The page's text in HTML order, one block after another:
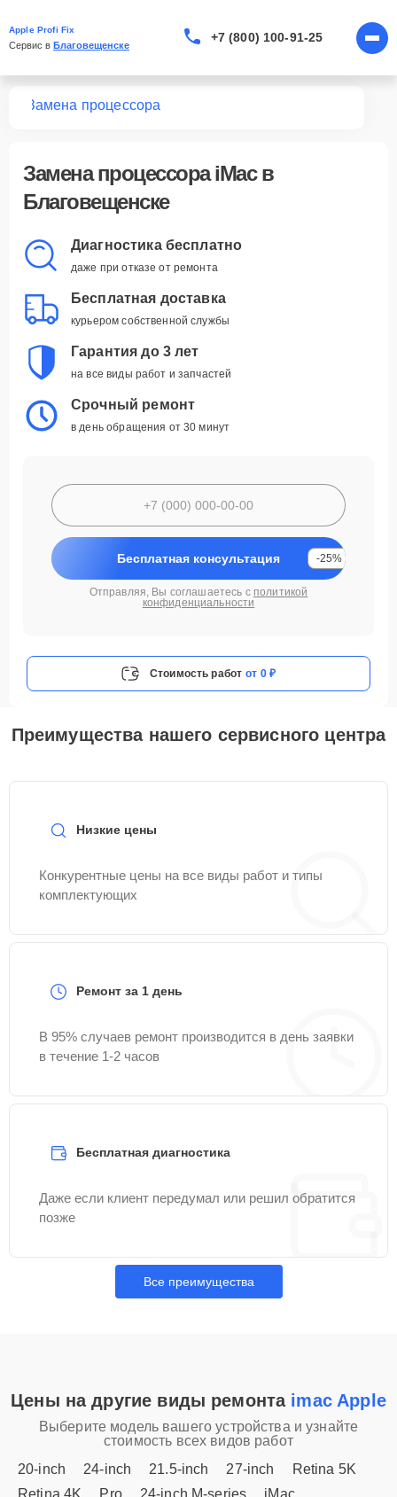
Apple Profi Fix
Сервис в Благовещенске
+7 (800) 100-91-25
Замена процессора
Замена процессора iMac в
Благовещенске
Диагностика бесплатно
даже при отказе от ремонта
Бесплатная доставка
курьером собственной службы
Гарантия до 3 лет
на все виды работ и запчастей
Срочный ремонт
в день обращения от 30 минут
Бесплатная консультация -25%
Отправляя, Вы соглашаетесь с политикой
конфиденциальности
Стоимость работ от 0 ₽
Преимущества нашего сервисного центра
Низкие цены
Конкурентные цены на все виды работ и типы
комплектующих
Ремонт за 1 день
В 95% случаев ремонт производится в день заявки
в течение 1-2 часов
Бесплатная диагностика
Даже если клиент передумал или решил обратится
позже
Все преимущества
Цены на другие виды ремонта imac Apple
Выберите модель вашего устройства и узнайте
стоимость всех видов работ
20-inch
24-inch 21.5-inch 27-inch
Retina 5K
Retina 4K
Pro 24-inch M-series iMac